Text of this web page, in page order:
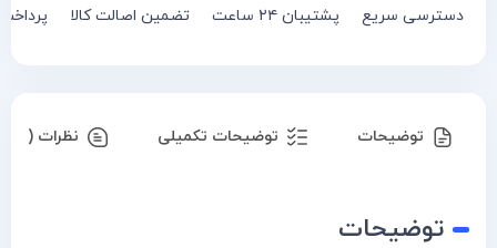
دسترسی سریع پشتیبان ۲۴ ساعت تضمین اصالت کالا
توضیحات توضیحات تکمیلی نظرات (۰)
توضیحات